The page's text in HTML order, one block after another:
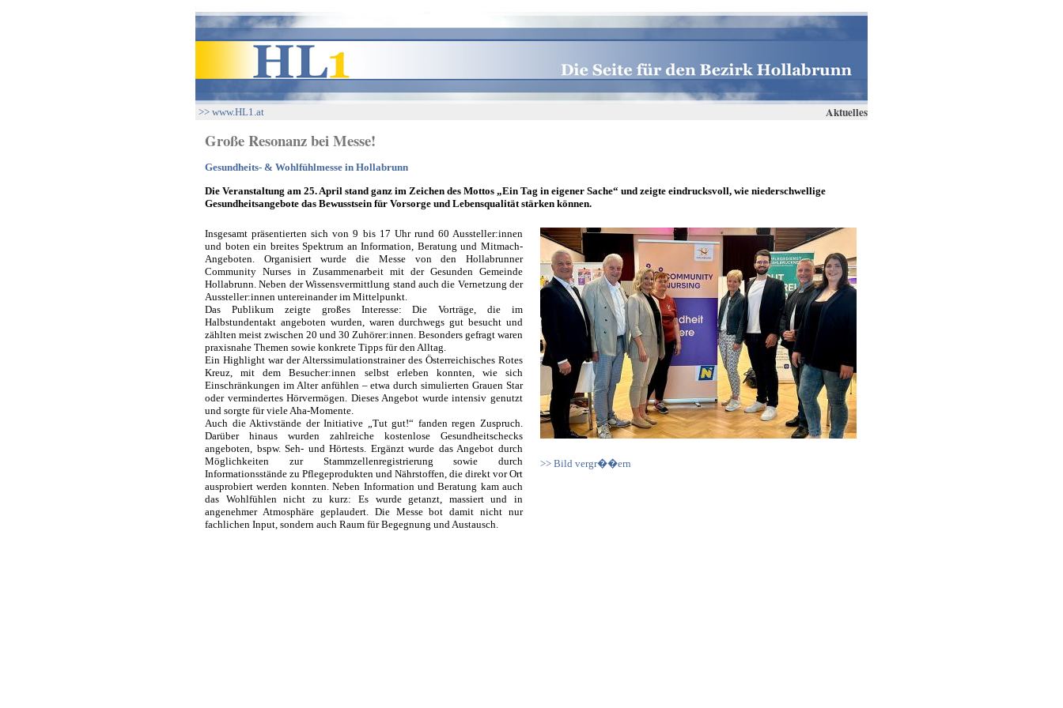
>> www.HL1.at Aktuelles
Große Resonanz bei Messe!
Gesundheits- & Wohlfühlmesse in Hollabrunn
Die Veranstaltung am 25. April stand ganz im Zeichen des Mottos „Ein Tag in eigener Sache“ und zeigte eindrucksvoll, wie niederschwellige
Gesundheitsangebote das Bewusstsein für Vorsorge und Lebensqualität stärken können.
Insgesamt präsentierten sich von 9 bis 17 Uhr rund 60 Aussteller:innen
und boten ein breites Spektrum an Information, Beratung und Mitmach-
Angeboten. Organisiert wurde die Messe von den Hollabrunner
Community Nurses in Zusammenarbeit mit der Gesunden Gemeinde
Hollabrunn. Neben der Wissensvermittlung stand auch die Vernetzung der
Aussteller:innen untereinander im Mittelpunkt.
Das Publikum zeigte großes Interesse: Die Vorträge, die im
Halbstundentakt angeboten wurden, waren durchwegs gut besucht und
zählten meist zwischen 20 und 30 Zuhörer:innen. Besonders gefragt waren
praxisnahe Themen sowie konkrete Tipps für den Alltag.
Ein Highlight war der Alterssimulationstrainer des Österreichisches Rotes
Kreuz, mit dem Besucher:innen selbst erleben konnten, wie sich
Einschränkungen im Alter anfühlen – etwa durch simulierten Grauen Star
oder vermindertes Hörvermögen. Dieses Angebot wurde intensiv genutzt
und sorgte für viele Aha-Momente.
Auch die Aktivstände der Initiative „Tut gut!“ fanden regen Zuspruch.
Darüber hinaus wurden zahlreiche kostenlose Gesundheitschecks
angeboten, bspw. Seh- und Hörtests. Ergänzt wurde das Angebot durch
Möglichkeiten zur Stammzellenregistrierung sowie durch
Informationsstände zu Pflegeprodukten und Nährstoffen, die direkt vor Ort
ausprobiert werden konnten. Neben Information und Beratung kam auch
das Wohlfühlen nicht zu kurz: Es wurde getanzt, massiert und in
angenehmer Atmosphäre geplaudert. Die Messe bot damit nicht nur
fachlichen Input, sondern auch Raum für Begegnung und Austausch.
>> Bild vergr��ern